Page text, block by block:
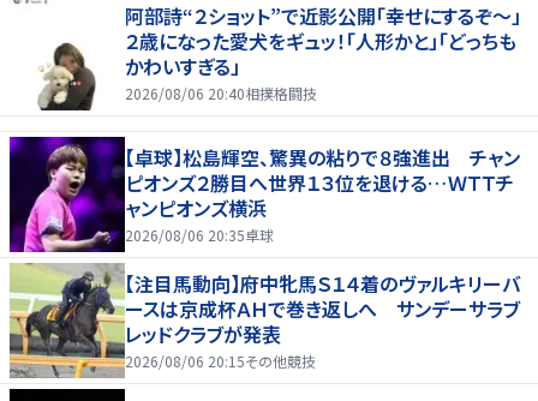
阿部詩“２ショット”で近影公開「幸せにするぞ〜」
２歳になった愛犬をギュッ！「人形かと」「どっちも
かわいすぎる」
2026/08/06 20:40相撲格闘技
【卓球】松島輝空、驚異の粘りで８強進出 チャン
ピオンズ２勝目へ世界１３位を退ける…ＷＴＴチ
ャンピオンズ横浜
2026/08/06 20:35卓球
【注目馬動向】府中牝馬Ｓ１４着のヴァルキリーバ
ースは京成杯ＡＨで巻き返しへ サンデーサラブ
レッドクラブが発表
2026/08/06 20:15その他競技